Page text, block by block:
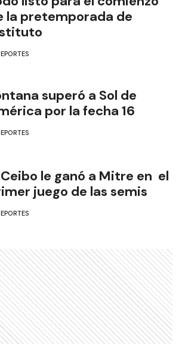
la pretemporada de
superó a Sol de
por la fecha 16
Ceibo le ganó a Mitre en el
juego de las semis